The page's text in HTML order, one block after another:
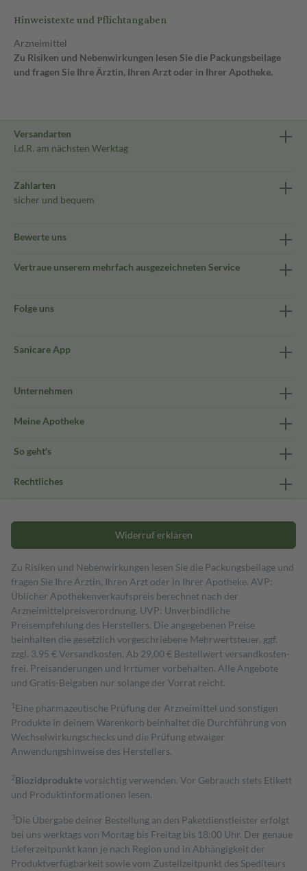
Hinweistexte und Pflichtangaben
Arzneimittel
Zu Risiken und Nebenwirkungen lesen Sie die Packungsbeilage
und fragen Sie Ihre Ärztin, Ihren Arzt oder in Ihrer Apotheke.
Versandarten
i.d.R. am nächsten Werktag
Zahlarten
sicher und bequem
Bewerte uns
Vertraue unserem mehrfach ausgezeichneten Service
Folge uns
Sanicare App
Unternehmen
Meine Apotheke
So geht's
Rechtliches
Widerruf erklären
Zu Risiken und Nebenwirkungen lesen Sie die Packungsbeilage und
fragen Sie Ihre Ärztin, Ihren Arzt oder in Ihrer Apotheke. AVP:
Üblicher Apothekenverkaufspreis berechnet nach der
Arzneimittelpreisverordnung. UVP: Unverbindliche
Preisempfehlung des Herstellers. Die angegebenen Preise
beinhalten die gesetzlich vorgeschriebene Mehrwertsteuer, ggf.
zzgl. 3,95 € Versandkosten. Ab 29,00 € Bestell­wert versand­kosten­
frei. Preisänderungen und Irrtümer vorbehalten. Alle Angebote
und Gratis-Beigaben nur solange der Vorrat reicht.
1 Eine pharmazeutische Prüfung der Arzneimittel und sonstigen
Produkte in deinem Warenkorb beinhaltet die Durchführung von
Wechselwirkungschecks und die Prüfung etwaiger
Anwendungshinweise des Herstellers.
2Biozidproduktevorsichtig verwenden. Vor Gebrauch stets Etikett
und Produktinformationen lesen.
3Die Übergabe deiner Bestellung an den Paketdienstleister erfolgt
bei uns werktags von Montag bis Freitag bis 18:00 Uhr. Der genaue
Lieferzeitpunkt kann je nach Region und in Abhängigkeit der
Produktverfügbarkeit sowie vom Zustellzeitpunkt des Spediteurs